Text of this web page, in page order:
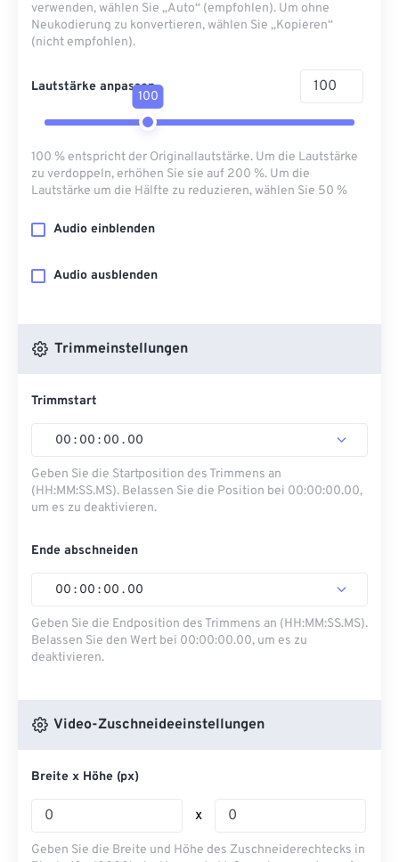
verwenden, wählen Sie „Auto“ (empfohlen). Um ohne
Neukodierung zu konvertieren, wählen Sie „Kopieren“
(nicht empfohlen).
Lautstärke anpassen
100
100 % entspricht der Originallautstärke. Um die Lautstärke
zu verdoppeln, erhöhen Sie sie auf 200 %. Um die
Lautstärke um die Hälfte zu reduzieren, wählen Sie 50 %
Audio einblenden
Audio ausblenden
Trimmeinstellungen
Trimmstart
00 : 00 : 00 . 00
Geben Sie die Startposition des Trimmens an
(HH:MM:SS.MS). Belassen Sie die Position bei 00:00:00.00,
um es zu deaktivieren.
Ende abschneiden
00 : 00 : 00 . 00
Geben Sie die Endposition des Trimmens an (HH:MM:SS.MS).
Belassen Sie den Wert bei 00:00:00.00, um es zu
deaktivieren.
Video-Zuschneideeinstellungen
Breite x Höhe (px)
x
Geben Sie die Breite und Höhe des Zuschneiderechtecks ​​in